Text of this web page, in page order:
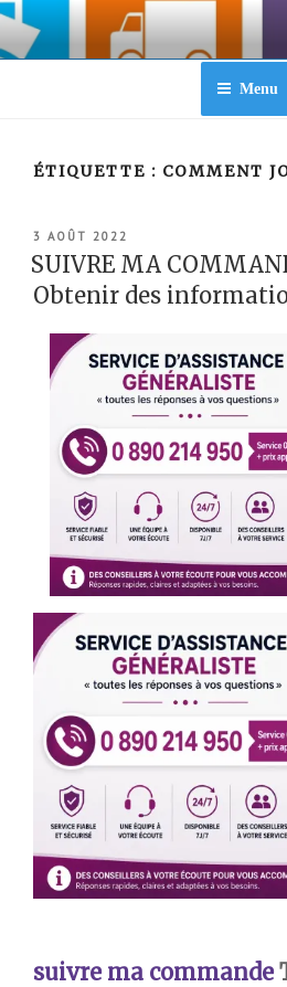
Aller
contenu
Menu
ÉTIQUETTE : COMMENT
PUBLIÉ
LE
3 AOÛT 2022
SUIVRE MA
Obtenir des
suivre ma commande